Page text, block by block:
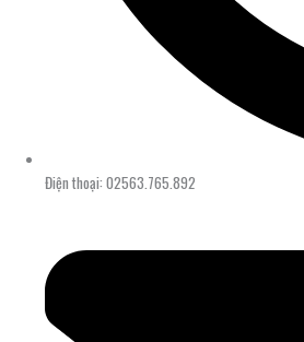
Điện thoại: 02563.765.892